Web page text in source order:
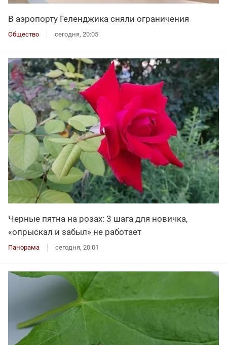
В аэропорту Геленджика сняли ограничения
Общество сегодня, 20:05
Черные пятна на розах: 3 шага для новичка,
«опрыскал и забыл» не работает
Панорама сегодня, 20:01